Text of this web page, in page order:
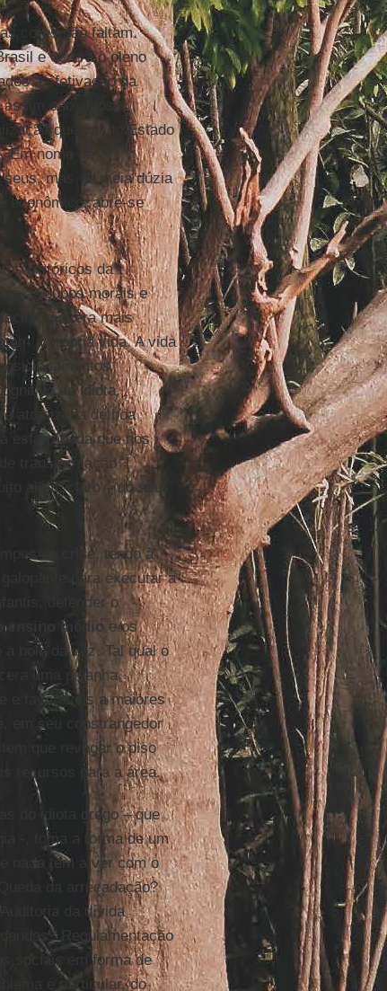
cores não faltam.
e ocorra o pleno
à efetivação da
assim são alvos
que vai do Estado
nome de
mas de meia dúzia
econômico, abre-se
históricos da
arroubos morais e
que era mais
a própria vida. A vida
do idiota,
atomizada de boa
esfarrapada que nos
transformação
além, claro – do seu
de crise, tendo à
para executar a
defender o
ensino médioe os
a bola da vez. Tal qual o
uma picanha,
e favoráveis a maiores
em seu constrangedor
que revogar o piso
recursos para a área.
do idiota grego – que
-, toma a forma de um
nada tem a ver com o
da arrecadação?
Auditoria da dívida
Regulamentação
sociais em forma de
é particular, do